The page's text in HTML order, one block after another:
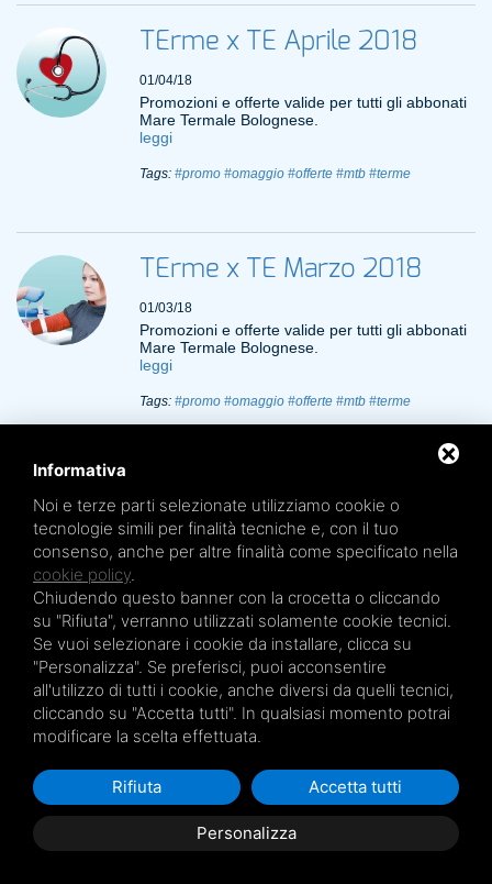
TErme x TE Aprile 2018
01/04/18
Promozioni e offerte valide per tutti gli abbonati
Mare Termale Bolognese.
leggi
Tags: #promo #omaggio #offerte #mtb #terme
TErme x TE Marzo 2018
01/03/18
Promozioni e offerte valide per tutti gli abbonati
Mare Termale Bolognese.
leggi
Tags: #promo #omaggio #offerte #mtb #terme
Carnevale alle terme
31/01/18
Mettetevi in costume (da bagno!) per
Bologna!
leggi
Tags:#mtb #terme #bologna #carnevale
Terme a Bologna: ci
troviamo in ottime acque
09/01/18
Le Terme a Bologna sono un circuito di 5 centri
nella città e in provincia. I servizi sono mirati alla
Informativa
Noi e terze parti selezionate utilizziamo cookie o
tecnologie simili per finalità tecniche e, con il tuo
consenso, anche per altre finalità come specificato nella
cookie policy.
Chiudendo questo banner con la crocetta o cliccando
su "Rifiuta", verranno utilizzati solamente cookie tecnici.
Se vuoi selezionare i cookie da installare, clicca su
"Personalizza". Se preferisci, puoi acconsentire
all'utilizzo di tutti i cookie, anche diversi da quelli tecnici,
cliccando su "Accetta tutti". In qualsiasi momento potrai
modificare la scelta effettuata.
Personalizza
Rifiuta Accetta tutti